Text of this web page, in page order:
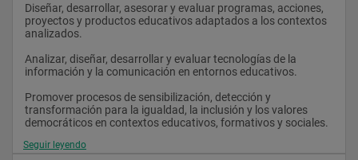
Diseñar, desarrollar, asesorar y evaluar programas, acciones,
proyectos y productos educativos adaptados a los contextos
analizados.
Analizar, diseñar, desarrollar y evaluar tecnologías de la
información y la comunicación en entornos educativos.
Promover procesos de sensibilización, detección y
transformación para la igualdad, la inclusión y los valores
democráticos en contextos educativos, formativos y sociales.
Analizar problemas educativos asociados a la propia práctica,
Seguir leyendo